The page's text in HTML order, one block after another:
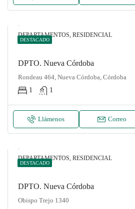
DESTACADO
DEPARTAMENTOS, RESIDENCIAL
DPTO. Nueva Córdoba
Rondeau 464, Nueva Córdoba, Córdoba
1
1
Llámenos Correo
DESTACADO
DEPARTAMENTOS, RESIDENCIAL
DPTO. Nueva Córdoba
Obispo Trejo 1340